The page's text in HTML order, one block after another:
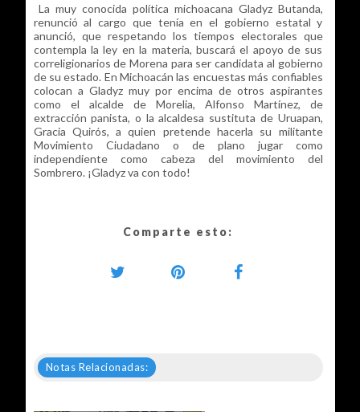
La muy conocida política michoacana Gladyz Butanda,
renunció al cargo que tenía en el gobierno estatal y
anunció, que respetando los tiempos electorales que
contempla la ley en la materia, buscará el apoyo de sus
correligionarios de Morena para ser candidata al gobierno
de su estado. En Michoacán las encuestas más confiables
colocan a Gladyz muy por encima de otros aspirantes
como el alcalde de Morelia, Alfonso Martínez, de
extracción panista, o la alcaldesa sustituta de Uruapan,
Gracia Quirós, a quien pretende hacerla su militante
Movimiento Ciudadano o de plano jugar como
independiente como cabeza del movimiento del
Sombrero. ¡Gladyz va con todo!
Comparte esto:
Notas Relacionadas: